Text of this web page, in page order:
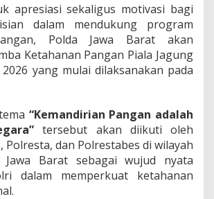
apresiasi sekaligus motivasi bagi
dalam mendukung program
Polda Jawa Barat akan
Ketahanan Pangan Piala Jagung
2026 yang mulai dilaksanakan pada
“Kemandirian Pangan adalah
tersebut akan diikuti oleh
Polresta, dan Polrestabes di wilayah
Jawa Barat sebagai wujud nyata
dalam memperkuat ketahanan